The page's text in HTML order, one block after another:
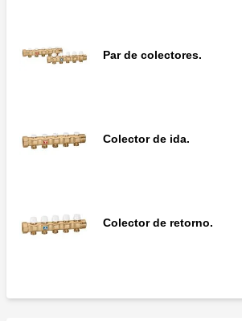
Par de colectores.
Colector de ida.
Colector de retorno.